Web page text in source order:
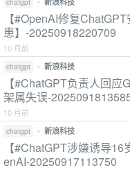
chatgpt
【#OpenAI修复
患】-20250918220709
10 月前
chatgpt • 新浪科技
【#ChatGPT负责人回
架属失误-
10 月前
chatgpt • 新浪科技
【#ChatGPT涉嫌诱导
enAI-20250917113750